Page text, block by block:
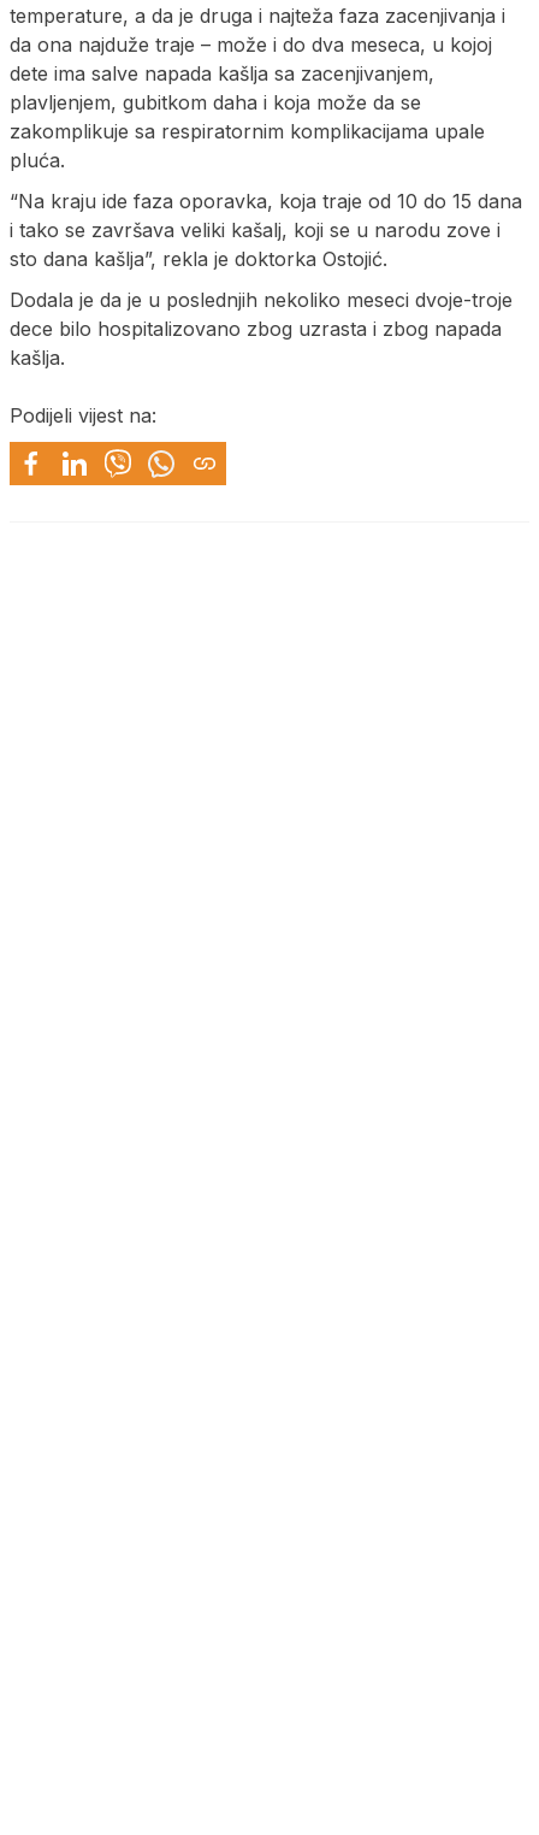
temperature, a da je druga i najteža faza zacenjivanja i
da ona najduže traje – može i do dva meseca, u kojoj
dete ima salve napada kašlja sa zacenjivanjem,
plavljenjem, gubitkom daha i koja može da se
zakomplikuje sa respiratornim komplikacijama upale
pluća.
“Na kraju ide faza oporavka, koja traje od 10 do 15 dana
i tako se završava veliki kašalj, koji se u narodu zove i
sto dana kašlja”, rekla je doktorka Ostojić.
Dodala je da je u poslednjih nekoliko meseci dvoje-troje
dece bilo hospitalizovano zbog uzrasta i zbog napada
kašlja.
Podijeli vijest na: